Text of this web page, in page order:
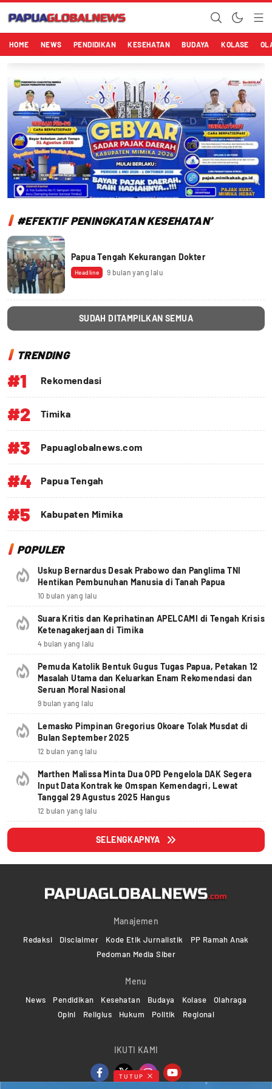
Papuaglobalnews.com
Menulis Fakta dengan Hati Bening
HOME NEWS PENDIDIKAN KESEHATAN BUDAYA KOLASE
#EFEKTIF PENINGKATAN KESEHATAN’
Papua Tengah Kekurangan Dokter
Headline 9 bulan yang lalu
SUDAH DITAMPILKAN SEMUA
TRENDING
#1 Rekomendasi
#2 Timika
#3 Papuaglobalnews.com
#4 Papua Tengah
#5 Kabupaten Mimika
POPULER
Uskup Bernardus Desak Prabowo dan Panglima TNI
Hentikan Pembunuhan Manusia di Tanah Papua
10 bulan yang lalu
Suara Kritis dan Keprihatinan APELCAMI di Tengah Krisis
Ketenagakerjaan di Timika
4 bulan yang lalu
Pemuda Katolik Bentuk Gugus Tugas Papua, Petakan 12
Masalah Utama dan Keluarkan Enam Rekomendasi dan
Seruan Moral Nasional
9 bulan yang lalu
Lemasko Pimpinan Gregorius Okoare Tolak Musdat di
Bulan September 2025
12 bulan yang lalu
Marthen Malissa Minta Dua OPD Pengelola DAK Segera
Input Data Kontrak ke Omspan Kemendagri, Lewat
Tanggal 29 Agustus 2025 Hangus
12 bulan yang lalu
SELENGKAPNYA
Manajemen
Redaksi Disclaimer Kode Etik Jurnalistik
PP Ramah Anak
Pedoman Media Siber
Menu
News Pendidikan Kesehatan Budaya Kolase
Olahraga
Opini
Religius Hukum Politik Regional
IKUTI KAMI
TUTUP